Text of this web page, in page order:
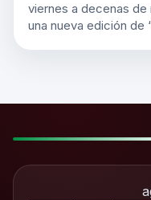
viernes a decenas de
una nueva edición de